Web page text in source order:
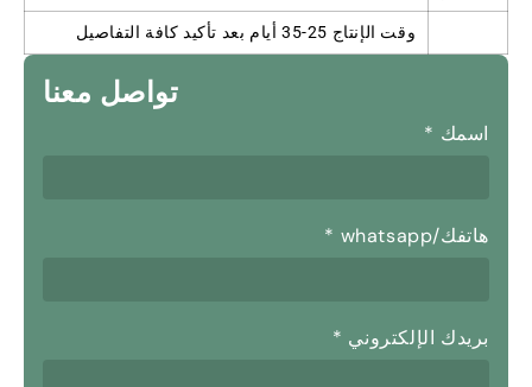
وقت الإنتاج 25-35 أيام بعد تأكيد كافة التفاصيل
تواصل معنا
اسمك *
هاتفك/whatsapp *
بريدك الإلكتروني *